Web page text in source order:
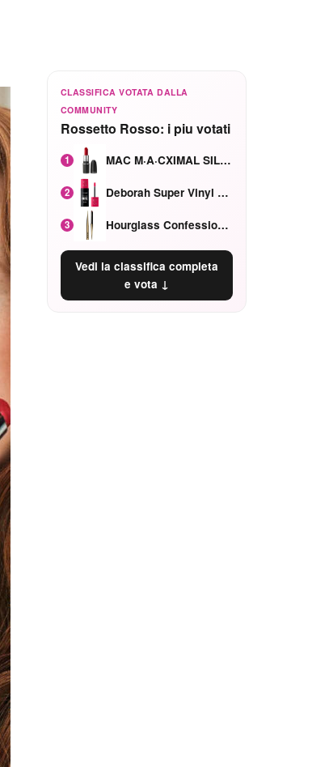
CLASSIFICA VOTATA DALLA
COMMUNITY
Rossetto Rosso: i piu votati
1 MAC M·A·CXIMAL SILKY MATTE Red Rock mat
2 Deborah Super Vinyl Shake Rosa Ciliegia
3 Hourglass Confession Ricaricabile Ultra Preciso Ad Alta Intensità Secretly Classic Red
Vedi la classifica completa
e vota ↓